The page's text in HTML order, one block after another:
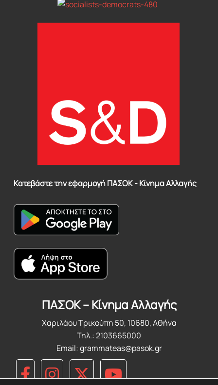
Κατεβάστε την εφαρμογή ΠΑΣΟΚ - Κίνημα Αλλαγής
ΠΑΣΟΚ – Κίνημα Αλλαγής
Χαριλάου Τρικούπη 50, 10680, Αθήνα
Τηλ.: 2103665000
Email:grammateas@pasok.gr